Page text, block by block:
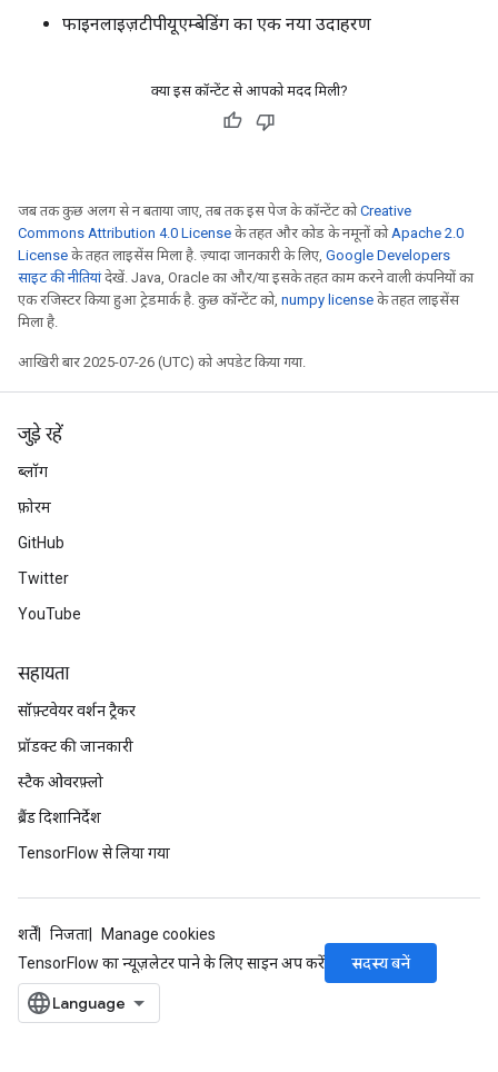
फाइनलाइज़टीपीयूएम्बेडिंग का एक नया उदाहरण
क्या इस कॉन्टेंट से आपको मदद मिली?
जब तक कुछ अलग से न बताया जाए, तब तक इस पेज के कॉन्टेंट कोCreative
Commons Attribution 4.0 License के तहत और कोड के नमूनों कोApache 2.0
License के तहत लाइसेंस मिला है. ज़्यादा जानकारी के लिए, Google Developers
साइट की नीतियांदेखें. Java, Oracle का और/या इसके तहत काम करने वाली कंपनियों का
एक रजिस्टर किया हुआ ट्रेडमार्क है. कुछ कॉन्टेंट को, numpy license के तहत लाइसेंस
मिला है.
आखिरी बार 2025-07-26 (UTC) को अपडेट किया गया.
जुड़े रहें
ब्लॉग
फ़ोरम
GitHub
Twitter
YouTube
सहायता
सॉफ़्टवेयर वर्शन ट्रैकर
प्रॉडक्ट की जानकारी
स्टैक ओवरफ़्लो
ब्रैंड दिशानिर्देश
TensorFlow से लिया गया
शर्तें निजता
Manage cookies
TensorFlow का न्यूज़लेटर पाने के लिए साइन अप करें
सदस्य बनें